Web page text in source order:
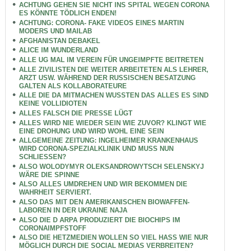
ACHTUNG GEHEN SIE NICHT INS SPITAL WEGEN CORONA
ES KÖNNTE TÖDLICH ENDEN!
ACHTUNG: CORONA- FAKE VIDEOS EINES MARTIN
MODERS UND MAILAB
AFGHANISTAN DEBAKEL
ALICE IM WUNDERLAND
ALLE UG MAL IM VEREIN FÜR UNGEIMPFTE BEITRETEN
ALLE ZIVILISTEN DIE WEITER ARBEITETEN ALS LEHRER,
ARZT USW. WÄHREND DER RUSSISCHEN BESATZUNG
GALTEN ALS KOLLABORATEURE
ALLE DIE DA MITMACHEN WUSSTEN DAS ALLES ES SIND
KEINE VOLLIDIOTEN
ALLES FALSCH DIE PRESSE LÜGT
ALLES WIRD NIE WIEDER SEIN WIE ZUVOR? KLINGT WIE
EINE DROHUNG UND WIRD WOHL EINE SEIN
ALLGEMEINE ZEITUNG: INGELHEIMER KRANKENHAUS
WIRD CORONA-SPEZIALKLINIK UND MUSS NUN
SCHLIESSEN?
ALSO WOLODYMYR OLEKSANDROWYTSCH SELENSKYJ
WÄRE DIE SPINNE
ALSO ALLES UMDREHEN UND WIR BEKOMMEN DIE
WAHRHEIT SERVIERT.
ALSO DAS MIT DEN AMERIKANISCHEN BIOWAFFEN-
LABOREN IN DER UKRAINE NAJA
ALSO DIE D ARPA PRODUZIERT DIE BIOCHIPS IM
CORONAIMPFSTOFF
ALSO DIE HETZMEDIEN WOLLEN SO VIEL HASS WIE NUR
MÖGLICH DURCH DIE SOCIAL MEDIAS VERBREITEN?